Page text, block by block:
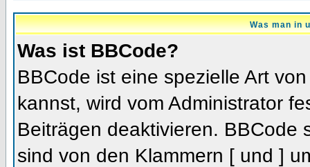
Was man in
Was ist BBCode?
BBCode ist eine spezielle Art
kannst, wird vom Administrator
Beiträgen deaktivieren. BBCode
sind von den Klammern [ und ]